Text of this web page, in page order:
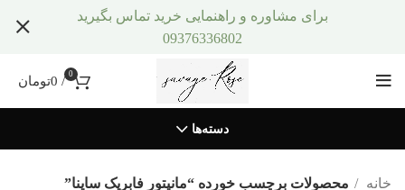
0
/
0تومان
دسته‌ها
خانه محصولات برچسب خورده “مانیتور فابریک ساینا”
برای مشاوره و راهنمایی خرید تماس بگیرید
09376336802